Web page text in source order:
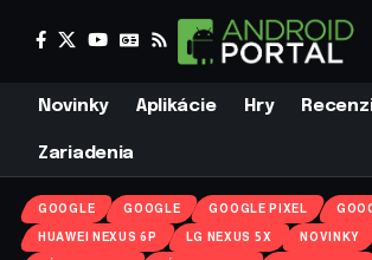
Novinky Aplikácie Hry
Zariadenia
GOOGLE GOOGLE GOOGLE PIXEL
HUAWEI NEXUS 6P LG NEXUS 5X NOVINKY